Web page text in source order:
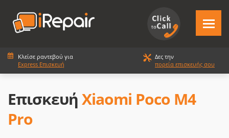
Κλείσε ραντεβού για
Express Επισκευή
Δες την
πορεία επισκευής σου
ΕπισκευήXiaomi Poco M4
Pro